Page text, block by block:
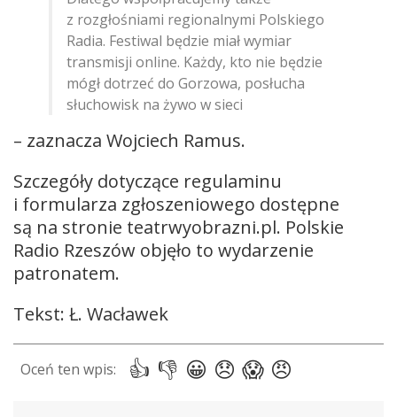
z rozgłośniami regionalnymi Polskiego
Radia. Festiwal będzie miał wymiar
transmisji online. Każdy, kto nie będzie
mógł dotrzeć do Gorzowa, posłucha
słuchowisk na żywo w sieci
– zaznacza Wojciech Ramus.
Szczegóły dotyczące regulaminu
i formularza zgłoszeniowego dostępne
są na stronie teatrwyobrazni.pl. Polskie
Radio Rzeszów objęło to wydarzenie
patronatem.
Tekst: Ł. Wacławek